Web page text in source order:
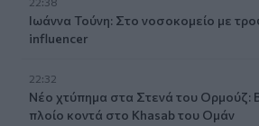
Ιωάννα Τούνη: Στο νοσοκομείο με
influencer
22:32
Νέο χτύπημα στα Στενά του Ορμούζ:
πλοίο κοντά στο Khasab του Ομάν